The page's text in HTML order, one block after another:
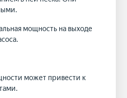
мощность на выходе
может привести к